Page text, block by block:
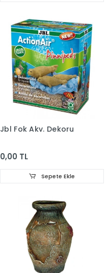
Jbl Fok Akv. Dekoru
0,00 TL
Sepete Ekle